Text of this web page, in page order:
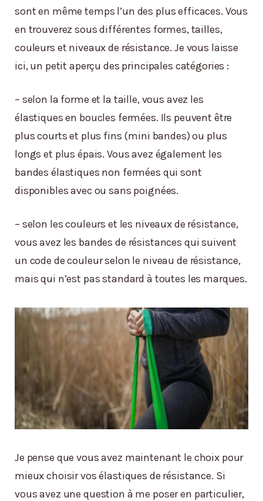
sont en même temps l’un des plus efficaces. Vous
en trouverez sous différentes formes, tailles,
couleurs et niveaux de résistance. Je vous laisse
ici, un petit aperçu des principales catégories :
– selon la forme et la taille, vous avez les
élastiques en boucles fermées. Ils peuvent être
plus courts et plus fins (mini bandes) ou plus
longs et plus épais. Vous avez également les
bandes élastiques non fermées qui sont
disponibles avec ou sans poignées.
– selon les couleurs et les niveaux de résistance,
vous avez les bandes de résistances qui suivent
un code de couleur selon le niveau de résistance,
mais qui n’est pas standard à toutes les marques.
Je pense que vous avez maintenant le choix pour
mieux choisir vos élastiques de résistance. Si
vous avez une question à me poser en particulier,